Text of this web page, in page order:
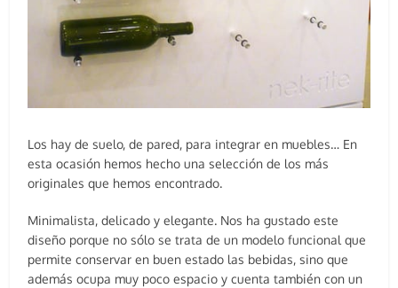
Los hay de suelo, de pared, para integrar en muebles… En
esta ocasión hemos hecho una selección de los más
originales que hemos encontrado.
Minimalista, delicado y elegante. Nos ha gustado este
diseño porque no sólo se trata de un modelo funcional que
permite conservar en buen estado las bebidas, sino que
además ocupa muy poco espacio y cuenta también con un